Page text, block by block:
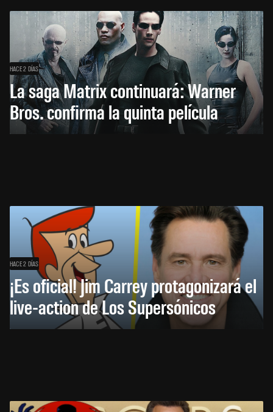
HACE 2 DÍAS
La saga Matrix continuará: Warner
Bros. confirma la quinta película
HACE 2 DÍAS
¡Es oficial! Jim Carrey protagonizará el
live-action de Los Supersónicos